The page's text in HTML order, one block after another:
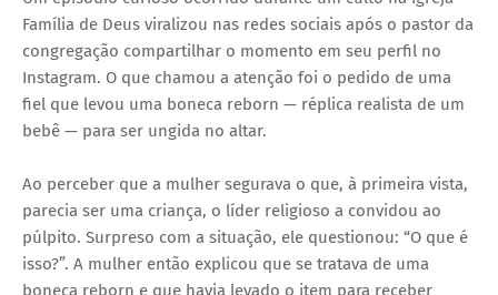
Família de Deus viralizou nas redes sociais após o pastor da
congregação compartilhar o momento em seu perfil no
Instagram. O que chamou a atenção foi o pedido de uma
fiel que levou uma boneca reborn — réplica realista de um
bebê — para ser ungida no altar.
Ao perceber que a mulher segurava o que, à primeira vista,
parecia ser uma criança, o líder religioso a convidou ao
púlpito. Surpreso com a situação, ele questionou: “O que é
isso?”. A mulher então explicou que se tratava de uma